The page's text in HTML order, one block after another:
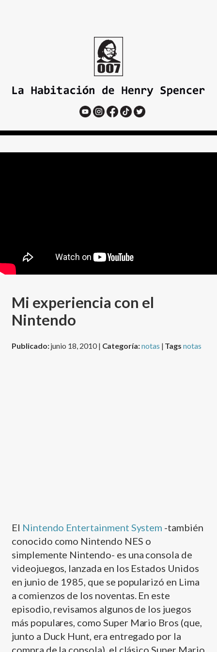
Mi experiencia con el
Nintendo
Publicado:junio 18, 2010 | Categoría:notas | Tagsnotas
El Nintendo Entertainment System -también
conocido como Nintendo NES o
simplemente Nintendo- es una consola de
videojuegos, lanzada en los Estados Unidos
en junio de 1985, que se popularizó en Lima
a comienzos de los noventas. En este
episodio, revisamos algunos de los juegos
más populares, como Super Mario Bros (que,
junto a Duck Hunt, era entregado por la
compra de la consola), el clásico Super Mario